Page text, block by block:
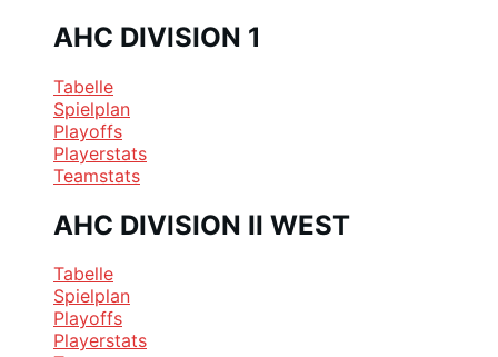
AHC DIVISION 1
Tabelle
Spielplan
Playoffs
Playerstats
Teamstats
AHC DIVISION II WEST
Tabelle
Spielplan
Playoffs
Playerstats